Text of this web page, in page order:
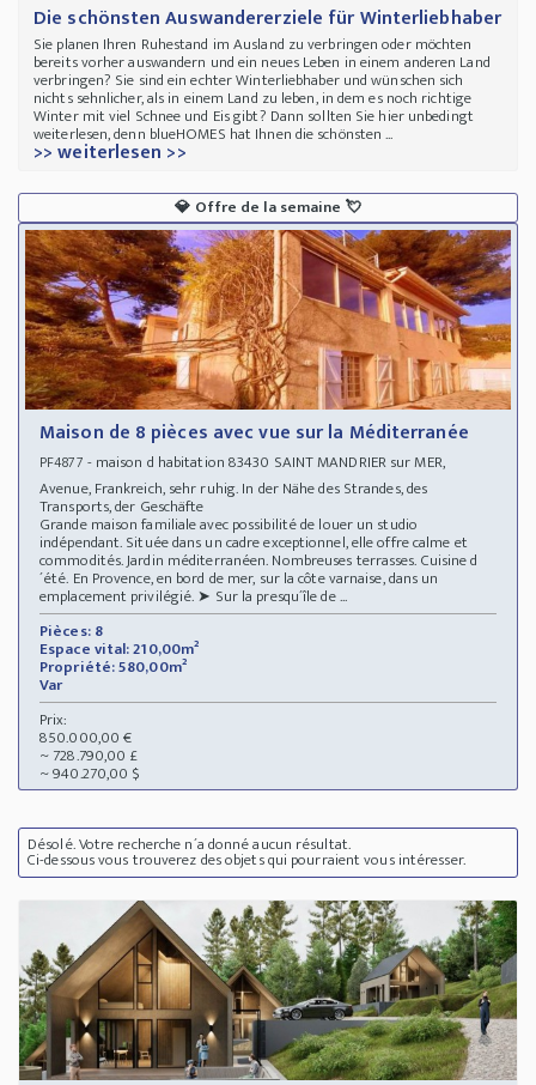
Die schönsten Auswandererziele für Winterliebhaber
Sie planen Ihren Ruhestand im Ausland zu verbringen oder möchten
bereits vorher auswandern und ein neues Leben in einem anderen Land
verbringen? Sie sind ein echter Winterliebhaber und wünschen sich
nichts sehnlicher, als in einem Land zu leben, in dem es noch richtige
Winter mit viel Schnee und Eis gibt? Dann sollten Sie hier unbedingt
weiterlesen, denn blueHOMES hat Ihnen die schönsten ...
>> weiterlesen >>
💎 Offre de la semaine 💘
Maison de 8 pièces avec vue sur la Méditerranée
PF4877 - maison d habitation 83430 SAINT MANDRIER sur MER,
Avenue, Frankreich, sehr ruhig. In der Nähe des Strandes, des
Transports, der Geschäfte
Grande maison familiale avec possibilité de louer un studio
indépendant. Située dans un cadre exceptionnel, elle offre calme et
commodités. Jardin méditerranéen. Nombreuses terrasses. Cuisine d
´été. En Provence, en bord de mer, sur la côte varnaise, dans un
emplacement privilégié. ➤ Sur la presqu´île de ...
Pièces: 8
Espace vital: 210,00m²
Propriété: 580,00m²
Var
Prix:
850.000,00 €
~ 728.790,00 £
~ 940.270,00 $
Désolé. Votre recherche n´a donné aucun résultat.
Ci-dessous vous trouverez des objets qui pourraient vous intéresser.